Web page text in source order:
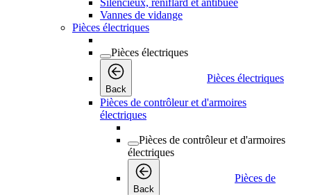
Silencieux, reniflard et antibuée
Vannes de vidange
Pièces électriques
Pièces électriques
Back
Pièces électriques
Pièces de contrôleur et d'armoires
électriques
Pièces de contrôleur et d'armoires
électriques
Back
Pièces de